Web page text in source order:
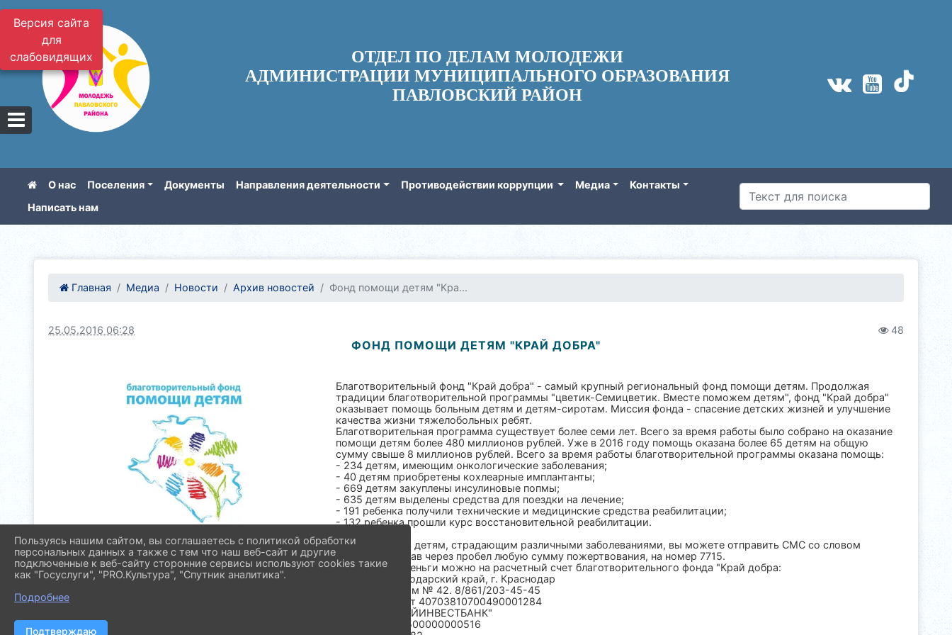
Версия сайта
для
слабовидящих
ОТДЕЛ ПО ДЕЛАМ МОЛОДЕЖИ
АДМИНИСТРАЦИИ МУНИЦИПАЛЬНОГО ОБРАЗОВАНИЯ
ПАВЛОВСКИЙ РАЙОН
О нас Поселения Документы Направления деятельности Противодействии коррупции Медиа
Контакты
Написать нам
Главная Медиа Новости Архив новостей Фонд помощи детям "Кра...
25.05.2016 06:28 48
ФОНД ПОМОЩИ ДЕТЯМ "КРАЙ ДОБРА"
Благотворительный фонд "Край добра" - самый крупный региональный фонд помощи детям. Продолжая
традиции благотворительной программы "цветик-Семицветик. Вместе поможем детям", фонд "Край добра"
оказывает помощь больным детям и детям-сиротам. Миссия фонда - спасение детских жизней и улучшение
качества жизни тяжелобольных ребят.
Благотворительная программа существует более семи лет. Всего за время работы было собрано на оказание
помощи детям более 480 миллионов рублей. Уже в 2016 году помощь оказана более 65 детям на общую
сумму свыше 8 миллионов рублей. Всего за время работы благотворительной программы оказана помощь:
- 234 детям, имеющим онкологические заболевания;
- 40 детям приобретены кохлеарные имплантанты;
- 669 детям закуплены инсулиновые попмы;
- 635 детям выделены средства для поездки на лечение;
- 191 ребенка получили технические и медицинские средства реабилитации;
- 132 ребенка прошли курс восстановительной реабилитации.
Чтобы помощь детям, страдающим различными заболеваниями, вы можете отправить СМС со словом
"счастье", указав через пробел любую сумму пожертвования, на номер 7715.
Перечислить деньги можно на расчетный счет благотворительного фонда "Край добра:
350000, Краснодарский край, г. Краснодар
ул. Красная, дом № 42. 8/861/203-45-45
расчетный счет 40703810700490001284
Банк ОАО "КРАЙИНВЕСТБАНК"
к/сч 30101810500000000516
Пользуясь нашим сайтом, вы соглашаетесь с политикой обработки
персональных данных а также с тем что наш веб-сайт и другие
подключенные к веб-сайту сторонние сервисы используют cookies такие
как "Госуслуги", "PRO.Культура", "Спутник аналитика".
Подробнее
Подтверждаю